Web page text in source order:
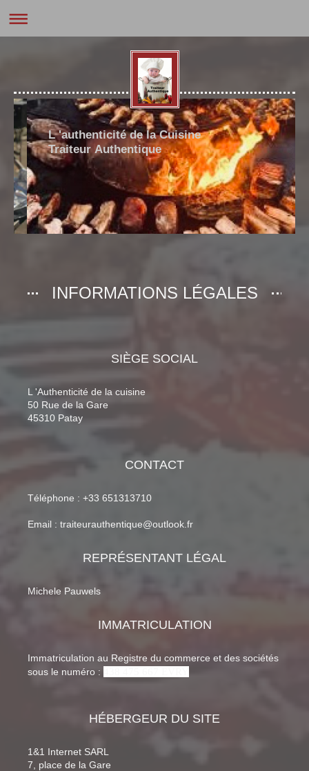
L 'authenticité de la Cuisine
Traiteur Authentique
INFORMATIONS LÉGALES
SIÈGE SOCIAL
L 'Authenticité de la cuisine
50 Rue de la Gare
45310 Patay
CONTACT
Téléphone : +33 651313710
Email : traiteurauthentique@outlook.fr
REPRÉSENTANT LÉGAL
Michele Pauwels
IMMATRICULATION
Immatriculation au Registre du commerce et des sociétés
sous le numéro :
HÉBERGEUR DU SITE
1&1 Internet SARL
7, place de la Gare